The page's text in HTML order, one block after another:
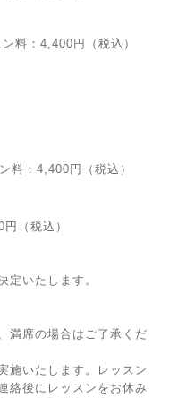
ン料：4,400円（税込）
料：4,400円（税込）
（税込）
定いたします。
満席の場合はご了承くだ
施いたします。レッスン
絡後にレッスンをお休み